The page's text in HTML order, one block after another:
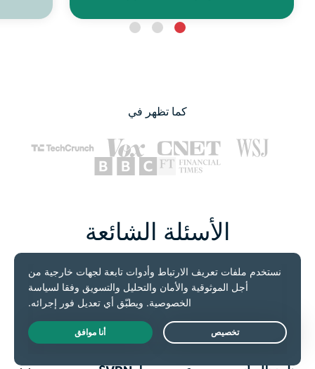
كما تظهر في
الأسئلة الشائعة
احصل على إجابات لجميع أسئلة المتعلقة بخدمة VPN تلفاز
أندرويد
هل يمكنني استخدام VPN على تلفاز أندرويد؟
Live Chat